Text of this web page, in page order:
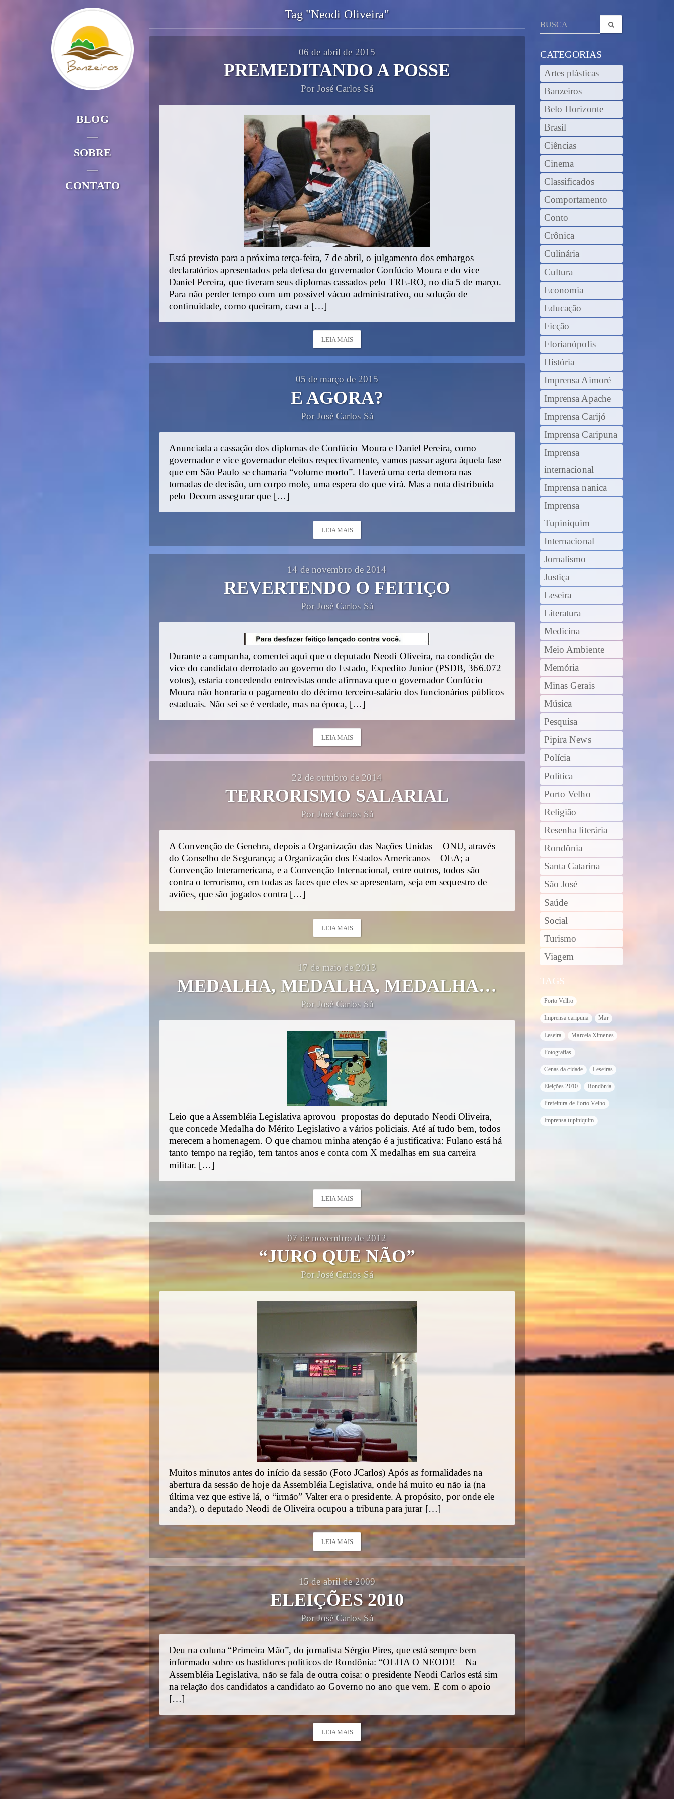
BLOG
—
SOBRE
—
CONTATO
Tag "Neodi Oliveira"
06 de abril de 2015
PREMEDITANDO A POSSE
Por José Carlos Sá
Está previsto para a próxima terça-feira, 7 de abril, o julgamento dos embargos
declaratórios apresentados pela defesa do governador Confúcio Moura e do vice
Daniel Pereira, que tiveram seus diplomas cassados pelo TRE-RO, no dia 5 de março.
Para não perder tempo com um possível vácuo administrativo, ou solução de
continuidade, como queiram, caso a […]
LEIA MAIS
05 de março de 2015
E AGORA?
Por José Carlos Sá
Anunciada a cassação dos diplomas de Confúcio Moura e Daniel Pereira, como
governador e vice governador eleitos respectivamente, vamos passar agora àquela fase
que em São Paulo se chamaria “volume morto”. Haverá uma certa demora nas
tomadas de decisão, um corpo mole, uma espera do que virá. Mas a nota distribuída
pelo Decom assegurar que […]
LEIA MAIS
14 de novembro de 2014
REVERTENDO O FEITIÇO
Por José Carlos Sá
Durante a campanha, comentei aqui que o deputado Neodi Oliveira, na condição de
vice do candidato derrotado ao governo do Estado, Expedito Junior (PSDB, 366.072
votos), estaria concedendo entrevistas onde afirmava que o governador Confúcio
Moura não honraria o pagamento do décimo terceiro-salário dos funcionários públicos
estaduais. Não sei se é verdade, mas na época, […]
LEIA MAIS
22 de outubro de 2014
TERRORISMO SALARIAL
Por José Carlos Sá
A Convenção de Genebra, depois a Organização das Nações Unidas – ONU, através
do Conselho de Segurança; a Organização dos Estados Americanos – OEA; a
Convenção Interamericana, e a Convenção Internacional, entre outros, todos são
contra o terrorismo, em todas as faces que eles se apresentam, seja em sequestro de
aviões, que são jogados contra […]
LEIA MAIS
17 de maio de 2013
MEDALHA, MEDALHA, MEDALHA…
Por José Carlos Sá
Leio que a Assembléia Legislativa aprovou propostas do deputado Neodi Oliveira,
que concede Medalha do Mérito Legislativo a vários policiais. Até aí tudo bem, todos
merecem a homenagem. O que chamou minha atenção é a justificativa: Fulano está há
tanto tempo na região, tem tantos anos e conta com X medalhas em sua carreira
militar. […]
LEIA MAIS
07 de novembro de 2012
“JURO QUE NÃO”
Por José Carlos Sá
Muitos minutos antes do início da sessão (Foto JCarlos) Após as formalidades na
abertura da sessão de hoje da Assembléia Legislativa, onde há muito eu não ia (na
última vez que estive lá, o “irmão” Valter era o presidente. A propósito, por onde ele
anda?), o deputado Neodi de Oliveira ocupou a tribuna para jurar […]
LEIA MAIS
15 de abril de 2009
ELEIÇÕES 2010
Por José Carlos Sá
Deu na coluna “Primeira Mão”, do jornalista Sérgio Pires, que está sempre bem
informado sobre os bastidores políticos de Rondônia: “OLHA O NEODI! – Na
Assembléia Legislativa, não se fala de outra coisa: o presidente Neodi Carlos está sim
na relação dos candidatos a candidato ao Governo no ano que vem. E com o apoio
[…]
LEIA MAIS
CATEGORIAS
Artes plásticas
Banzeiros
Belo Horizonte
Brasil
Ciências
Cinema
Classificados
Comportamento
Conto
Crônica
Culinária
Cultura
Economia
Educação
Ficção
Florianópolis
História
Imprensa Aimoré
Imprensa Apache
Imprensa Carijó
Imprensa Caripuna
Imprensa
internacional
Imprensa nanica
Imprensa
Tupiniquim
Internacional
Jornalismo
Justiça
Leseira
Literatura
Medicina
Meio Ambiente
Memória
Minas Gerais
Música
Pesquisa
Pipira News
Polícia
Política
Porto Velho
Religião
Resenha literária
Rondônia
Santa Catarina
São José
Saúde
Social
Turismo
Viagem
TAGS
Porto Velho
Imprensa caripuna Mar
Leseira Marcela Ximenes
Fotografias
Cenas da cidade Leseiras
Eleições 2010 Rondônia
Prefeitura de Porto Velho
Imprensa tupiniquim